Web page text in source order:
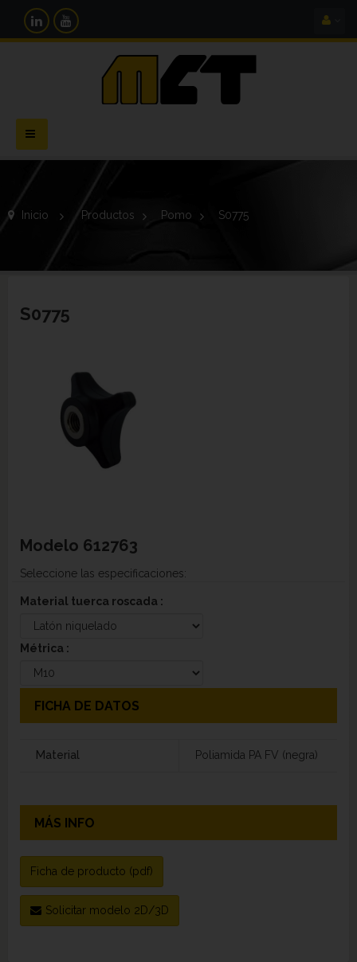
Navegación
Toggle
Inicio > Productos > Pomo > S0775
S0775
Modelo 612763
Seleccione las especificaciones:
Material tuerca roscada :
Métrica :
FICHA DE DATOS
Material Poliamida PA FV (negra)
MÁS INFO
Ficha de producto (pdf)
Solicitar modelo 2D/3D